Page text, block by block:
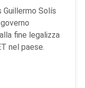
Solís
fine legalizza
nel paese.